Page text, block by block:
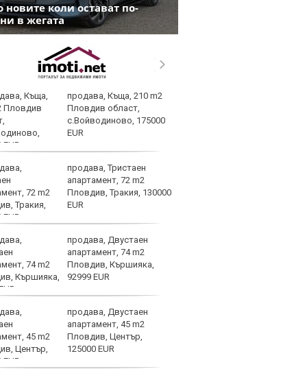
новите коли остават по-
в жегата
продава, Къща, 210 m2
Пловдив област,
с.Войводиново, 175000
EUR
продава, Тристаен
апартамент, 72 m2
Пловдив, Тракия, 130000
EUR
продава, Двустаен
апартамент, 74 m2
Пловдив, Кършияка,
92999 EUR
продава, Двустаен
апартамент, 45 m2
Пловдив, Център,
125000 EUR